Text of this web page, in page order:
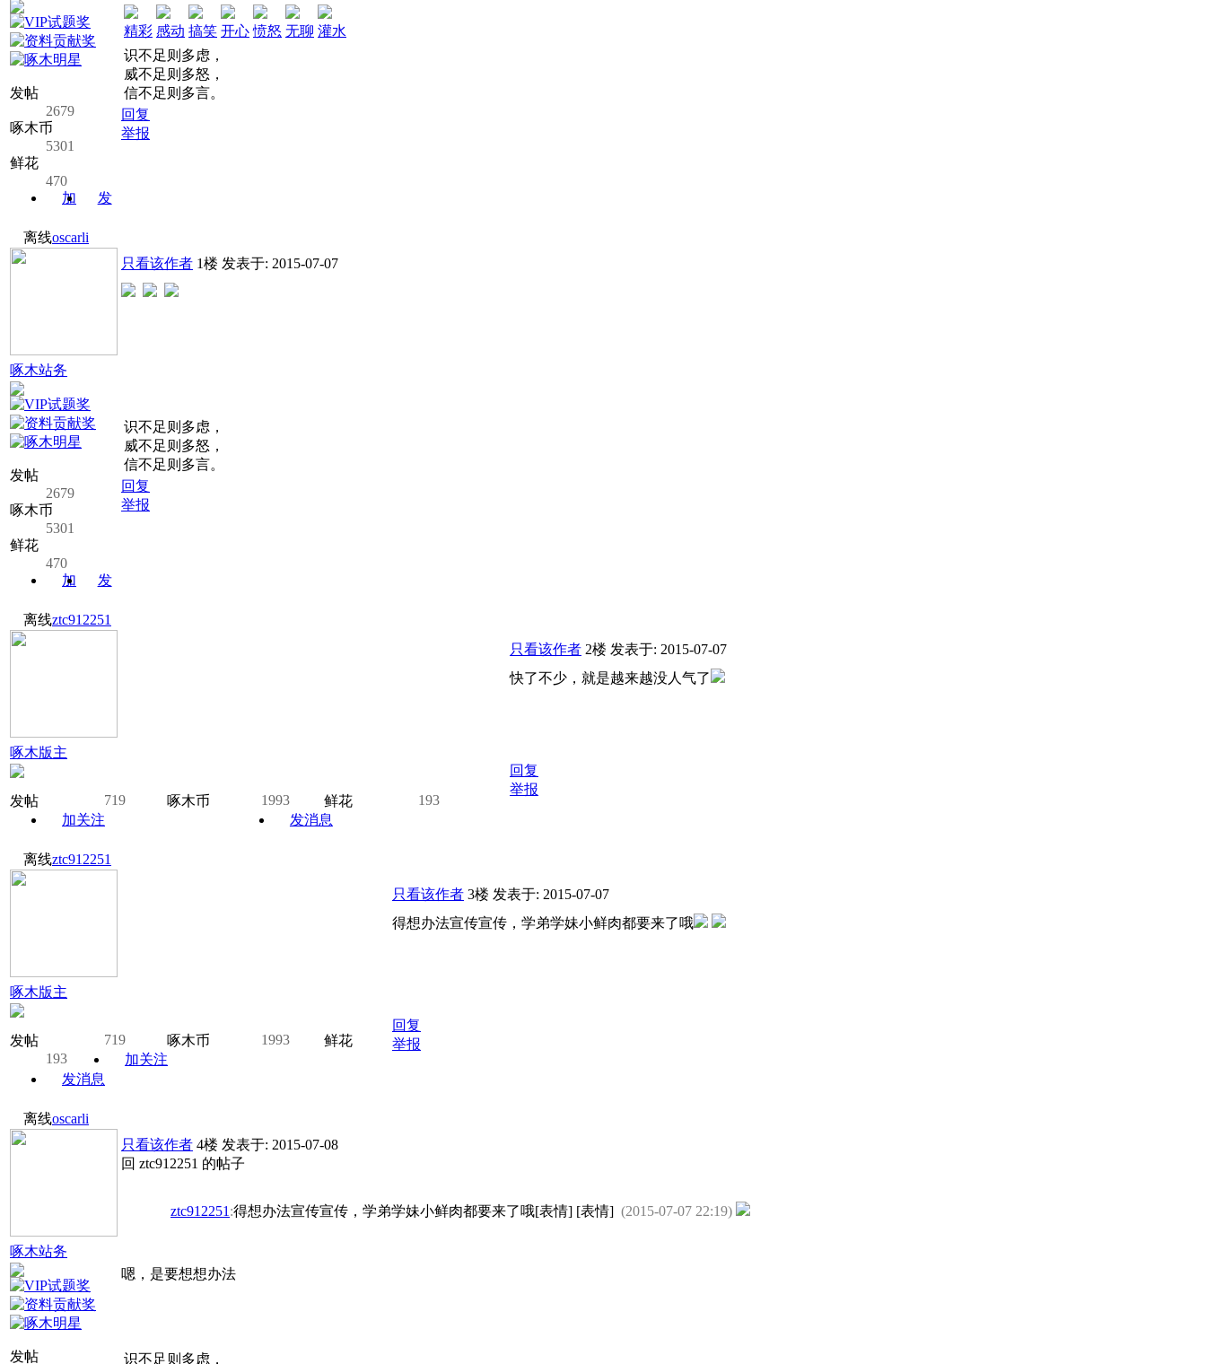
发帖
2679
啄木币
5301
鲜花
470
加
发
精彩 感动 搞笑 开心 愤怒 无聊 灌水
识不足则多虑，
威不足则多怒，
信不足则多言。
回复
举报
离线oscarli
啄木站务
发帖
2679
啄木币
5301
鲜花
470
加
发
只看该作者 1楼 发表于: 2015-07-07
识不足则多虑，
威不足则多怒，
信不足则多言。
回复
举报
离线ztc912251
啄木版主
发帖 719 啄木币 1993 鲜花
193
加关注
发消息
只看该作者 2楼 发表于: 2015-07-07
快了不少，就是越来越没人气了
回复
举报
离线ztc912251
啄木版主
发帖 719 啄木币 1993
鲜花
193
加关注
发消息
只看该作者 3楼 发表于: 2015-07-07
得想办法宣传宣传，学弟学妹小鲜肉都要来了哦
回复
举报
离线oscarli
啄木站务
发帖
只看该作者 4楼 发表于: 2015-07-08
回 ztc912251 的帖子
ztc912251 :得想办法宣传宣传，学弟学妹小鲜肉都要来了哦[表情] [表情] (2015-07-07 22:19)
嗯，是要想想办法
识不足则多虑，